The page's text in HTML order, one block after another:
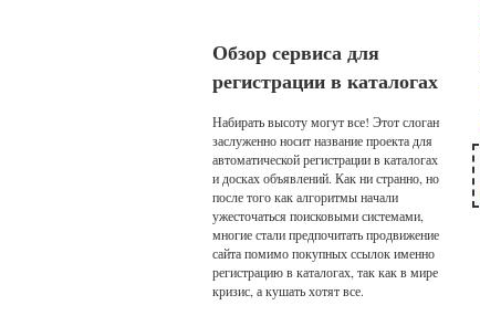
Обзор сервиса для
регистрации в каталогах
Набирать высоту могут все! Этот слоган
заслуженно носит название проекта для
автоматической регистрации в каталогах
и досках объявлений. Как ни странно, но
после того как алгоритмы начали
ужесточаться поисковыми системами,
многие стали предпочитать продвижение
сайта помимо покупных ссылок именно
регистрацию в каталогах, так как в мире
кризис, а кушать хотят все.